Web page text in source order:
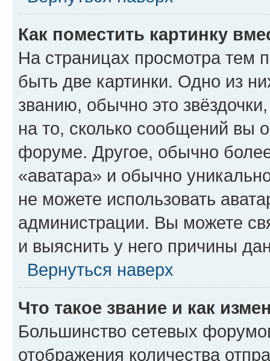
Как поместить картинку
На страницах просмотра тем
быть две картинки. Одно из
званию, обычно это
на то, сколько сообщений вы
форуме. Другое, обычно
«аватара» и обычно
не можете использовать
администрации. Вы можете
и выяснить у него причины
Вернуться наверх
Что такое звание и как
Большинство сетевых
отображения количества